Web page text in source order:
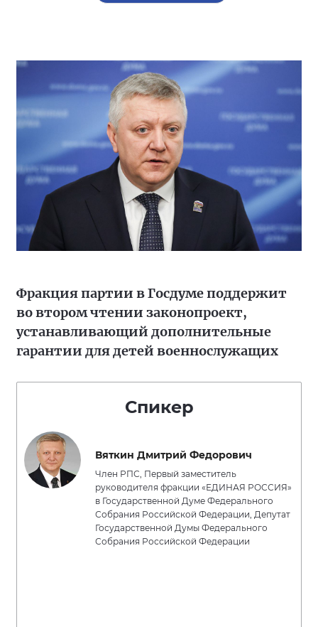
Фракция партии в Госдуме поддержит
во втором чтении законопроект,
устанавливающий дополнительные
гарантии для детей военнослужащих
Спикер
Вяткин Дмитрий Федорович
Член РПС, Первый заместитель
руководителя фракции «ЕДИНАЯ РОССИЯ»
в Государственной Думе Федерального
Собрания Российской Федерации, Депутат
Государственной Думы Федерального
Собрания Российской Федерации